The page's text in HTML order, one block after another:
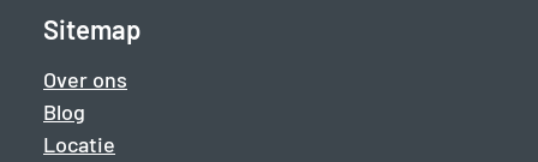
Sitemap
Over ons
Blog
Locatie